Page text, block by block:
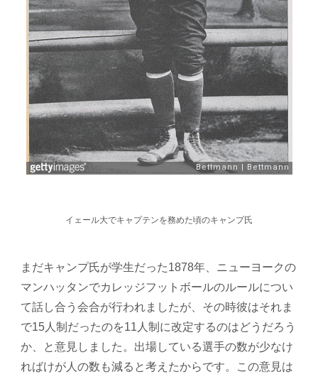
イェール大でキャプテンを務めた頃のキャンプ氏
まだキャンプ氏が学生だった1878年、ニューヨークの
マンハッタンでカレッジフットボールのルールについ
て話し合う会合が行われましたが、その時彼はそれま
で15人制だったのを11人制に改定するのはどうだろう
か、と意見しました。出場している選手の数が少なけ
ればけが人の数も減ると考えたからです。この意見は